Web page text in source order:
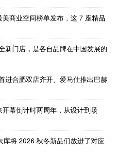
商业空间榜单发布，这 7 座精品
新门店，是各自品牌在中国发展的
进合肥双店齐开、爱马仕推出巴赫
幕倒计时两周年，从设计到场
库将 2026 秋冬新品们放进了对应